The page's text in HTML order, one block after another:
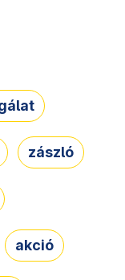
zászló
akció